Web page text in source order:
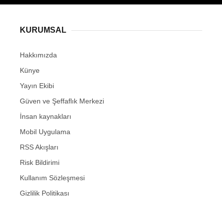
KURUMSAL
Hakkımızda
Künye
Yayın Ekibi
Güven ve Şeffaflık Merkezi
İnsan kaynakları
Mobil Uygulama
RSS Akışları
Risk Bildirimi
Kullanım Sözleşmesi
Gizlilik Politikası